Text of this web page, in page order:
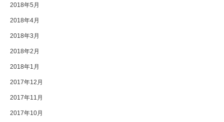
2018年5月
2018年4月
2018年3月
2018年2月
2018年1月
2017年12月
2017年11月
2017年10月